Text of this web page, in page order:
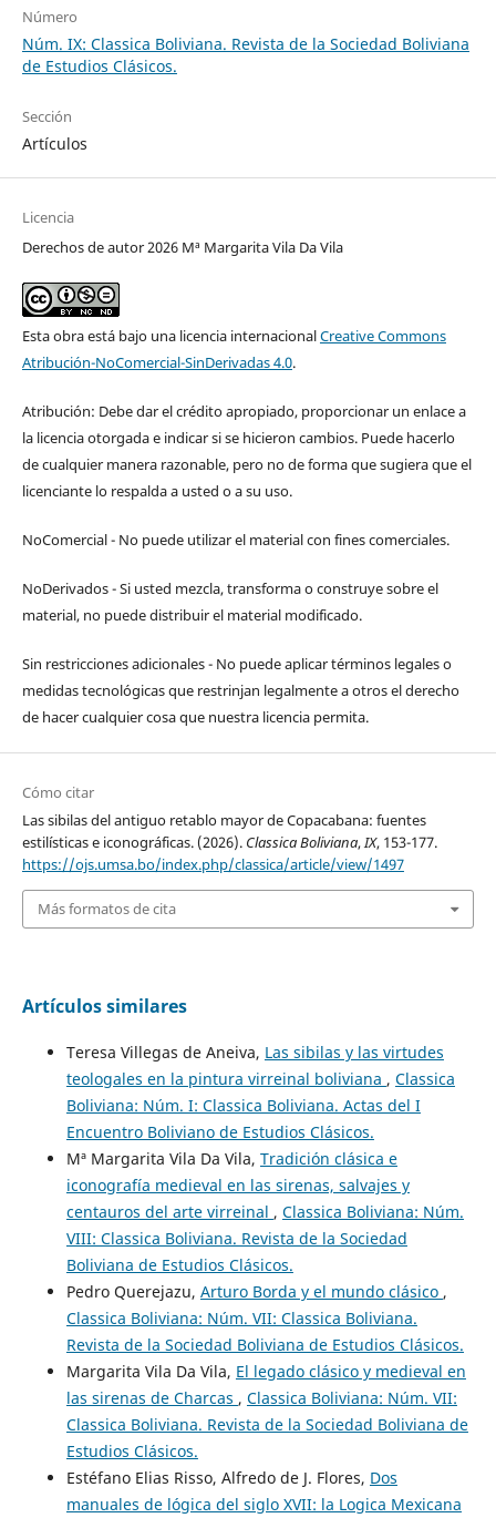
Número
Núm. IX: Classica Boliviana. Revista de la Sociedad Boliviana
de Estudios Clásicos.
Sección
Artículos
Licencia
Derechos de autor 2026 Mª Margarita Vila Da Vila
Esta obra está bajo una licencia internacionalCreative Commons
Atribución-NoComercial-SinDerivadas 4.0.
Atribución: Debe dar el crédito apropiado, proporcionar un enlace a
la licencia otorgada e indicar si se hicieron cambios. Puede hacerlo
de cualquier manera razonable, pero no de forma que sugiera que el
licenciante lo respalda a usted o a su uso.
NoComercial - No puede utilizar el material con fines comerciales.
NoDerivados - Si usted mezcla, transforma o construye sobre el
material, no puede distribuir el material modificado.
Sin restricciones adicionales - No puede aplicar términos legales o
medidas tecnológicas que restrinjan legalmente a otros el derecho
de hacer cualquier cosa que nuestra licencia permita.
Cómo citar
Las sibilas del antiguo retablo mayor de Copacabana: fuentes
estilísticas e iconográficas. (2026). Classica Boliviana,IX, 153-177.
https://ojs.umsa.bo/index.php/classica/article/view/1497
Más formatos de cita
Artículos similares
Teresa Villegas de Aneiva, Las sibilas y las virtudes
teologales en la pintura virreinal boliviana , Classica
Boliviana: Núm. I: Classica Boliviana. Actas del I
Encuentro Boliviano de Estudios Clásicos.
Mª Margarita Vila Da Vila, Tradición clásica e
iconografía medieval en las sirenas, salvajes y
centauros del arte virreinal , Classica Boliviana: Núm.
VIII: Classica Boliviana. Revista de la Sociedad
Boliviana de Estudios Clásicos.
Pedro Querejazu, Arturo Borda y el mundo clásico ,
Classica Boliviana: Núm. VII: Classica Boliviana.
Revista de la Sociedad Boliviana de Estudios Clásicos.
Margarita Vila Da Vila, El legado clásico y medieval en
las sirenas de Charcas , Classica Boliviana: Núm. VII:
Classica Boliviana. Revista de la Sociedad Boliviana de
Estudios Clásicos.
Estéfano Elias Risso, Alfredo de J. Flores, Dos
manuales de lógica del siglo XVII: la Logica Mexicana